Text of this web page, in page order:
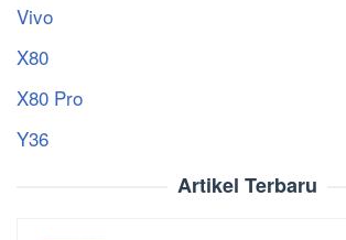
Vivo
X80
X80 Pro
Y36
Artikel Terbaru